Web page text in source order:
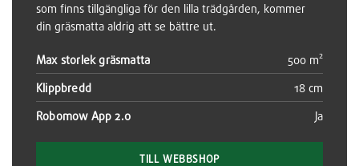
som finns tillgängliga för den lilla trädgården, kommer
din gräsmatta aldrig att se bättre ut.
Max storlek gräsmatta 500 m²
Klippbredd 18 cm
Robomow App 2.0 Ja
TILL WEBBSHOP